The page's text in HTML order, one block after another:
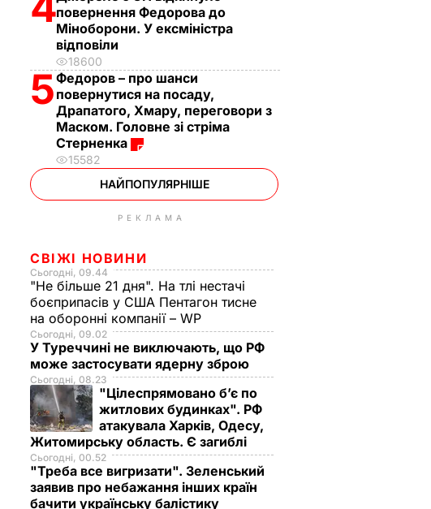
повернення Федорова до
Міноборони. У ексміністра
відповіли
18600
5Федоров – про шанси
повернутися на посаду,
Драпатого, Хмару, переговори з
Маском. Головне зі стріма
Стерненка
15582
НАЙПОПУЛЯРНІШЕ
РЕКЛАМА
СВІЖІ НОВИНИ
Сьогодні, 09.44
"Не більше 21 дня". На тлі нестачі
боєприпасів у США Пентагон тисне
на оборонні компанії – WP
Сьогодні, 09.02
У Туреччині не виключають, що РФ
може застосувати ядерну зброю
Сьогодні, 08.23
"Цілеспрямовано бʼє по
житлових будинках". РФ
атакувала Харків, Одесу,
Житомирську область. Є загиблі
Сьогодні, 00.52
"Треба все вигризати". Зеленський
заявив про небажання інших країн
бачити українську балістику